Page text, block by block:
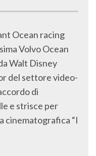
Ocean racing
Volvo Ocean
Walt Disney
del settore video-
di
e strisce per
cinematografica “I